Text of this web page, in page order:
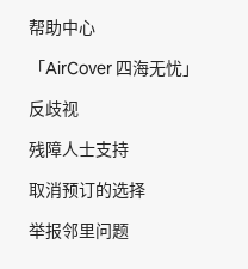
帮助中心
「AirCover 四海无忧」
反歧视
残障人士支持
取消预订的选择
举报邻里问题